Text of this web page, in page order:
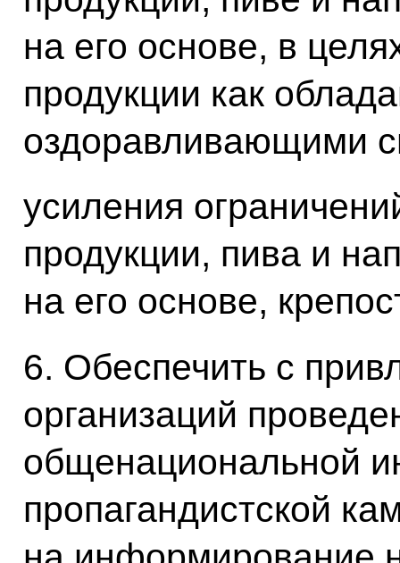
на его основе, в
продукции как
оздоравливающими
усиления
продукции, пива и
на его основе,
6. Обеспечить с
организаций
общенациональной
пропагандистской